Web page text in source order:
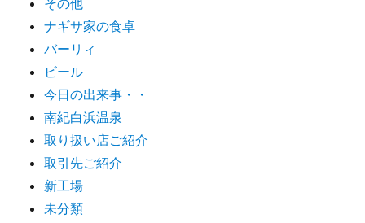
その他
ナギサ家の食卓
バーリィ
ビール
今日の出来事・・
南紀白浜温泉
取り扱い店ご紹介
取引先ご紹介
新工場
未分類